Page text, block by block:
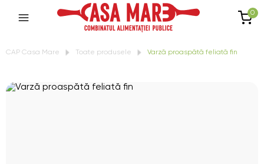
0
CAP Casa Mare Toate produsele Varză proaspătă feliată fin